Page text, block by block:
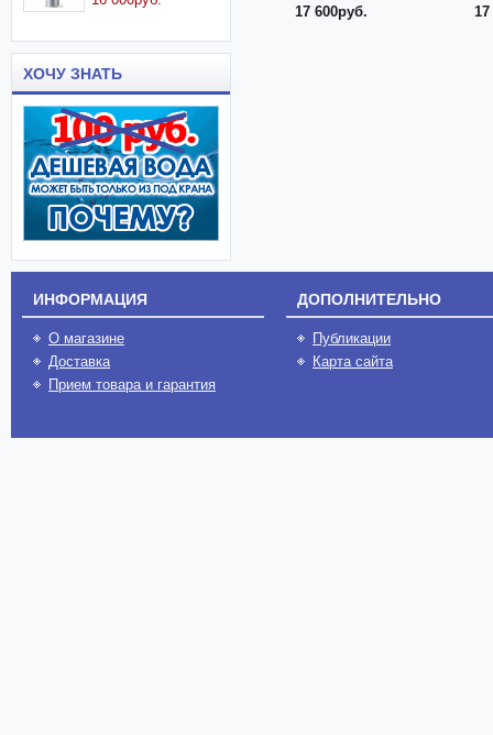
ХОЧУ ЗНАТЬ
17 600руб.
17
ИНФОРМАЦИЯ
О магазине
Доставка
Прием товара и гарантия
ДОПОЛНИТЕЛЬНО
Публикации
Карта сайта